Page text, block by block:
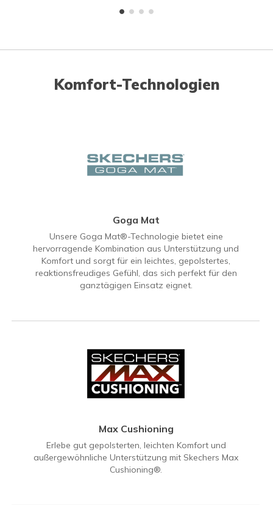
Komfort-Technologien
Goga Mat
Unsere Goga Mat®-Technologie bietet eine
hervorragende Kombination aus Unterstützung und
Komfort und sorgt für ein leichtes, gepolstertes,
reaktionsfreudiges Gefühl, das sich perfekt für den
ganztägigen Einsatz eignet.
Max Cushioning
Erlebe gut gepolsterten, leichten Komfort und
außergewöhnliche Unterstützung mit Skechers Max
Cushioning®.